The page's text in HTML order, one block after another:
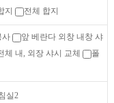
지 전체 합지
사
앞 베란다 외창 내창 샤
체 내, 외장 샤시 교체
폴
실2